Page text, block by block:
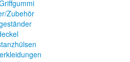
Zubehör